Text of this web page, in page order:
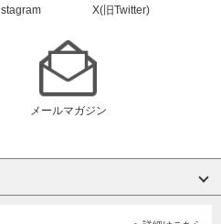
X(旧Twitter)
メールマガジン